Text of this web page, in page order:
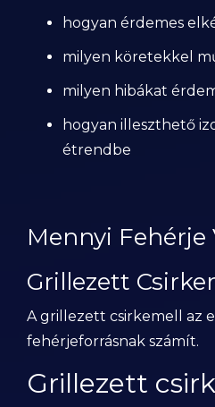
hogyan érdemes
milyen köretekkel
milyen hibákat
hogyan illeszthető
étrendbe
Mennyi Fehérje
Grillezett
A grillezett csirkemell az
fehérjeforrásnak számít.
Grillezett